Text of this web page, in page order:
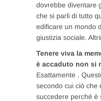
dovrebbe diventare
che si parli di tutto
edificare un mondo
giustizia sociale.
Tenere viva la
è accaduto non si
Esattamente .
secondo cui ciò che
succedere perché è